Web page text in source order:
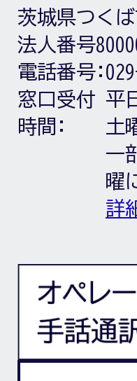
茨城県つく
法人番号
電話番号:
窓口受付
時間:
平
土
一
曜
詳